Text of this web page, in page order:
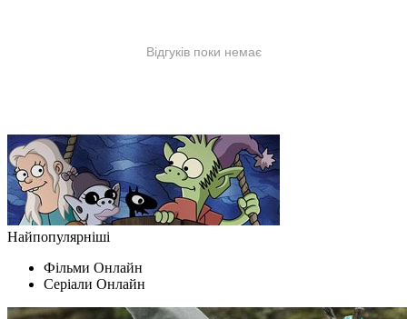
Найпопулярніші
Фільми Oнлайн
Серіали Oнлайн